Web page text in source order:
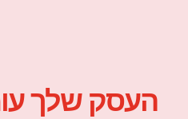
העסק שלך